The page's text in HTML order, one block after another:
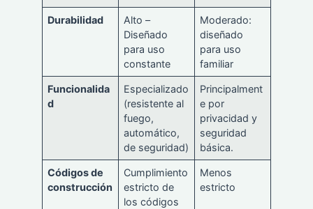
Durabilidad
Alto –
Diseñado
para uso
constante
Moderado:
diseñado
para uso
familiar
Funcionalida
d
Especializado
(resistente al
fuego,
automático,
de seguridad)
Principalment
e por
privacidad y
seguridad
básica.
Códigos de
construcción
Cumplimiento
estricto de
los códigos
Menos
estricto